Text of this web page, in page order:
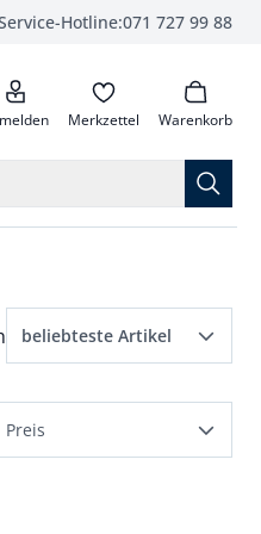
Hotline:071 727 99 88
anrufen
Merkzettel Warenkorb
beliebteste Artikel
beliebteste Artikel
Preis aufsteigend
Preis